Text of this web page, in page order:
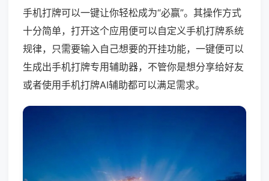
手机打牌可以一键让你轻松成为“必赢”。其操作方式
十分简单，打开这个应用便可以自定义手机打牌系统
规律，只需要输入自己想要的开挂功能，一键便可以
生成出手机打牌专用辅助器，不管你是想分享给好友
或者使用手机打牌AI辅助都可以满足需求。